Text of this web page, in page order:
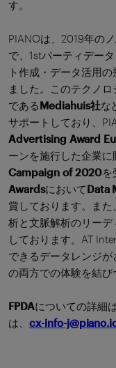
す。
PIANOは、2019年の
で、1stパーティデー
ト作成・データ活用
ました。このテクノ
であるMediahuis社な
サポートしており、
Advertising Award
ーンを施行した企業に
Campaign of 2020を
AwardsにおいてData
賞しております。ま
析と文脈解析のリーデ
しております。AT
できるデータレンジが
の両方での体験を結び
FPDAについての詳細
は、 cx-info-